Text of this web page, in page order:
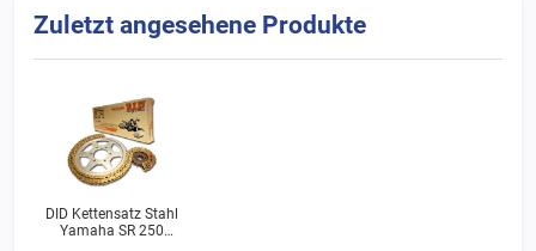
Zuletzt angesehene Produkte
DID Kettensatz Stahl
Yamaha SR 250